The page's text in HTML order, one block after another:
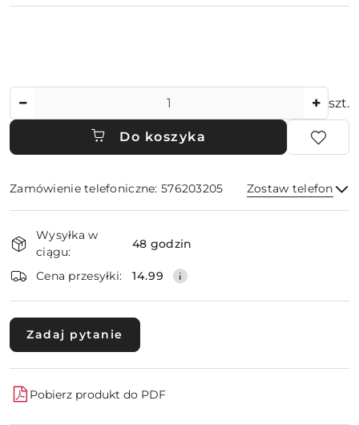
szt.
Do koszyka
Zamówienie telefoniczne: 576203205 Zostaw telefon
i
dostawa
Wysyłka w
ciągu:
48 godzin
Cena przesyłki: 14.99
Zadaj pytanie
Pobierz produkt do PDF